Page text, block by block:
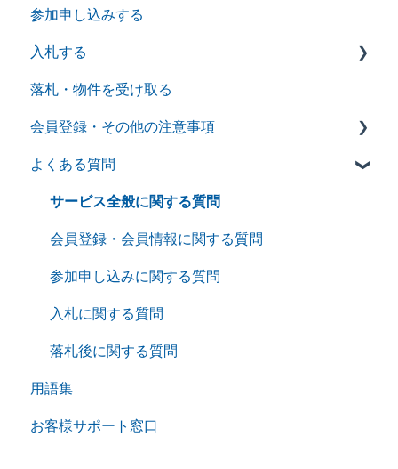
参加申し込みする
入札する
せり売形式
入札形式
落札・物件を受け取る
会員登録・その他の注意事項
会員登録に関する設定と機能
その他の注意事項
よくある質問
サービス全般に関する質問
会員登録・会員情報に関する質問
参加申し込みに関する質問
入札に関する質問
落札後に関する質問
用語集
お客様サポート窓口